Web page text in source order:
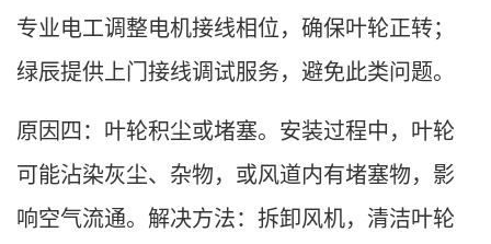
专业电工调整电机接线相位，确保叶轮正转；
绿辰提供上门接线调试服务，避免此类问题。
原因四：叶轮积尘或堵塞。安装过程中，叶轮
可能沾染灰尘、杂物，或风道内有堵塞物，影
响空气流通。解决方法：拆卸风机，清洁叶轮